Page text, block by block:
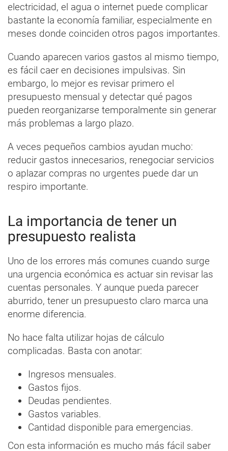
electricidad, el agua o internet puede complicar
bastante la economía familiar, especialmente en
meses donde coinciden otros pagos importantes.
Cuando aparecen varios gastos al mismo tiempo,
es fácil caer en decisiones impulsivas. Sin
embargo, lo mejor es revisar primero el
presupuesto mensual y detectar qué pagos
pueden reorganizarse temporalmente sin generar
más problemas a largo plazo.
A veces pequeños cambios ayudan mucho:
reducir gastos innecesarios, renegociar servicios
o aplazar compras no urgentes puede dar un
respiro importante.
La importancia de tener un
presupuesto realista
Uno de los errores más comunes cuando surge
una urgencia económica es actuar sin revisar las
cuentas personales. Y aunque pueda parecer
aburrido, tener un presupuesto claro marca una
enorme diferencia.
No hace falta utilizar hojas de cálculo
complicadas. Basta con anotar:
Ingresos mensuales.
Gastos fijos.
Deudas pendientes.
Gastos variables.
Cantidad disponible para emergencias.
Con esta información es mucho más fácil saber